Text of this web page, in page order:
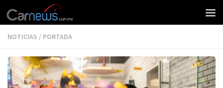
NOTICIAS / PORTADA